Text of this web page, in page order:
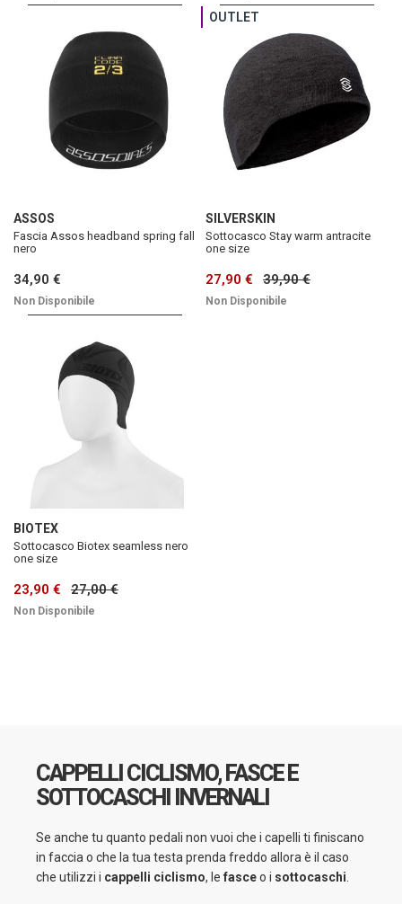
ASSOS
Fascia Assos headband spring fall
nero
34,90 €
Non Disponibile
OUTLET
SILVERSKIN
Sottocasco Stay warm antracite
one size
27,90 € 39,90 €
Non Disponibile
BIOTEX
Sottocasco Biotex seamless nero
one size
23,90 € 27,00 €
Non Disponibile
CAPPELLI CICLISMO, FASCE E
SOTTOCASCHI INVERNALI
Se anche tu quanto pedali non vuoi che i capelli ti finiscano
in faccia o che la tua testa prenda freddo allora è il caso
che utilizzi i cappelli ciclismo, le fasceo i sottocaschi